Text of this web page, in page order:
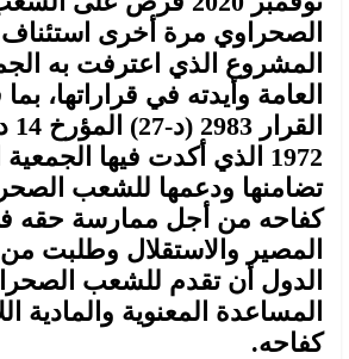
الصحراوي مرة أخرى
المشروع الذي اعترفت به
العامة وأيدته في قراراتها،
1972 الذي أكدت فيها
تضامنها ودعمها للشعب
كفاحه من أجل ممارسة حقه
المصير والاستقلال وطلبت
الدول أن تقدم للشعب
المساعدة المعنوية والمادية
كفاحه.